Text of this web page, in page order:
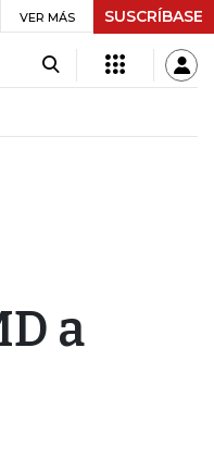
UVR $ 416,81 +$ 0,05 +0,01%
VER MÁS SUSCRÍBASE
a